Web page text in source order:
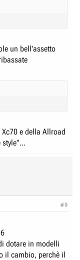
un bell'assetto
e della Allroad
#9
dotare in modelli
il cambio, perchè il